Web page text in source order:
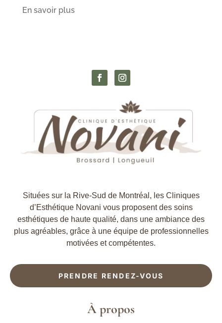
En savoir plus
Situées sur la Rive-Sud de Montréal, les Cliniques
d’Esthétique Novani vous proposent des soins
esthétiques de haute qualité, dans une ambiance des
plus agréables, grâce à une équipe de professionnelles
motivées et compétentes.
PRENDRE RENDEZ-VOUS
À propos